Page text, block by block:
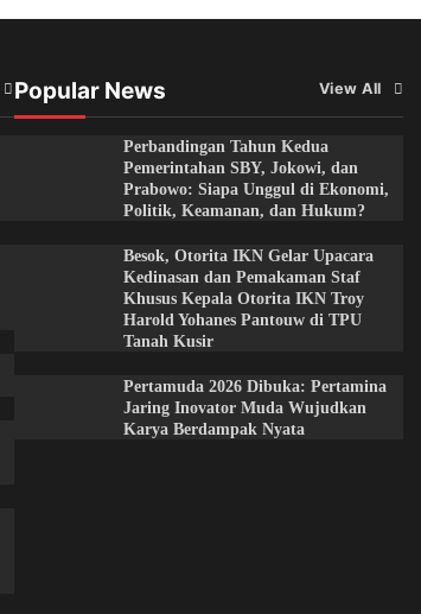
Popular News View All
Perbandingan Tahun Kedua
Pemerintahan SBY, Jokowi, dan
Prabowo: Siapa Unggul di Ekonomi,
Politik, Keamanan, dan Hukum?
Besok, Otorita IKN Gelar Upacara
Kedinasan dan Pemakaman Staf
Khusus Kepala Otorita IKN Troy
Harold Yohanes Pantouw di TPU
Tanah Kusir
Pertamuda 2026 Dibuka: Pertamina
Jaring Inovator Muda Wujudkan
Karya Berdampak Nyata